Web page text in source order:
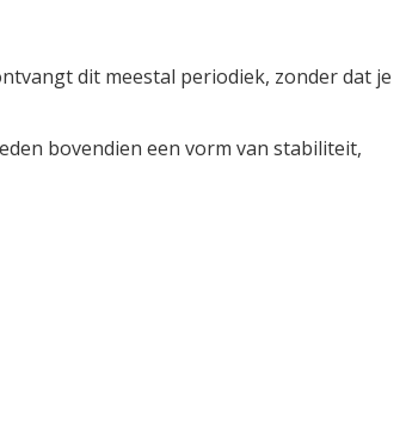
dit meestal periodiek, zonder dat je
bovendien een vorm van stabiliteit,